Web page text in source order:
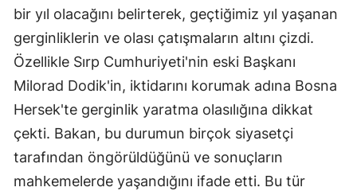
bir yıl olacağını belirterek, geçtiğimiz yıl yaşanan
gerginliklerin ve olası çatışmaların altını çizdi.
Özellikle Sırp Cumhuriyeti'nin eski Başkanı
Milorad Dodik'in, iktidarını korumak adına Bosna
Hersek'te gerginlik yaratma olasılığına dikkat
çekti. Bakan, bu durumun birçok siyasetçi
tarafından öngörüldüğünü ve sonuçların
mahkemelerde yaşandığını ifade etti. Bu tür